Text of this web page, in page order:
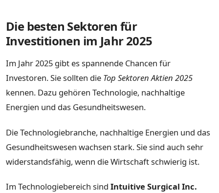
Die besten Sektoren für
Investitionen im Jahr 2025
Im Jahr 2025 gibt es spannende Chancen für
Investoren. Sie sollten die Top Sektoren Aktien 2025
kennen. Dazu gehören Technologie, nachhaltige
Energien und das Gesundheitswesen.
Die Technologiebranche, nachhaltige Energien und das
Gesundheitswesen wachsen stark. Sie sind auch sehr
widerstandsfähig, wenn die Wirtschaft schwierig ist.
Im Technologiebereich sind Intuitive Surgical Inc.